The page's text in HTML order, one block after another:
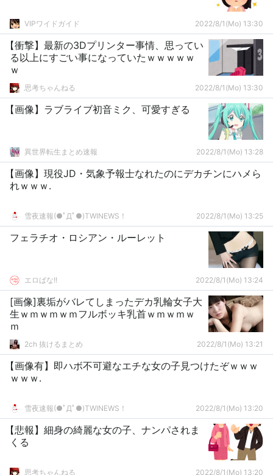
VIPワイドガイド 2022/8/1(Mo) 13:30
【衝撃】最新の3Dプリンター事情、思ってい
る以上にすごい事になっていたｗｗｗｗｗ
ｗ
思考ちゃんねる 2022/8/1(Mo) 13:30
【画像】ラブライブ初音ミク、可愛すぎる
異世界転生まとめ速報 2022/8/1(Mo) 13:28
【画像】現役JD・気象予報士なれたのにデカチンにハメら
れｗｗｗ.
雪夜速報(●ﾟДﾟ●)TWINEWS！ 2022/8/1(Mo) 13:25
フェラチオ・ロシアン・ルーレット
エロばな!! 2022/8/1(Mo) 13:24
[画像]裏垢がバレてしまったデカ乳輪女子大
生ｗｍｗｍｗｍフルボッキ乳首ｗｍｗｍｗ
ｍ
2ch 抜けるまとめ 2022/8/1(Mo) 13:21
【画像有】即ハボ不可避なエチな女の子見つけたぞｗｗｗ
ｗｗｗ.
雪夜速報(●ﾟДﾟ●)TWINEWS！ 2022/8/1(Mo) 13:20
【悲報】細身の綺麗な女の子、ナンパされま
くる
思考ちゃんねる 2022/8/1(Mo) 13:20